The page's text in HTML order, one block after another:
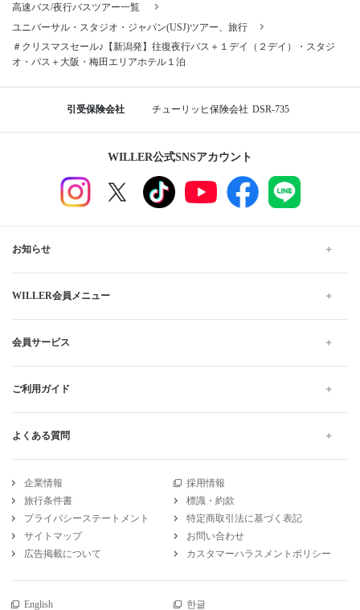
高速バス/夜行バスツアー一覧
ユニバーサル・スタジオ・ジャパン(USJ)ツアー、旅行
＃クリスマスセール♪【新潟発】往復夜行バス＋１デイ（２デイ）・スタジ
オ・パス＋大阪・梅田エリアホテル１泊
引受保険会社 チューリッヒ保険会社 DSR-735
WILLER公式SNSアカウント
お知らせ
WILLER会員メニュー
会員サービス
ご利用ガイド
よくある質問
企業情報
採用情報
旅行条件書
標識・約款
プライバシーステートメント
特定商取引法に基づく表記
サイトマップ
お問い合わせ
広告掲載について
カスタマーハラスメントポリシー
English 한글